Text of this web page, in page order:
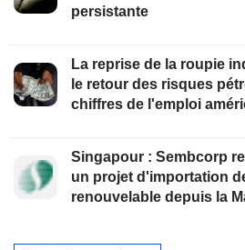
persistante
La reprise de la roupie
le retour des risques
chiffres de l'emploi
Singapour : Sembcorp
un projet d'importation
renouvelable depuis la